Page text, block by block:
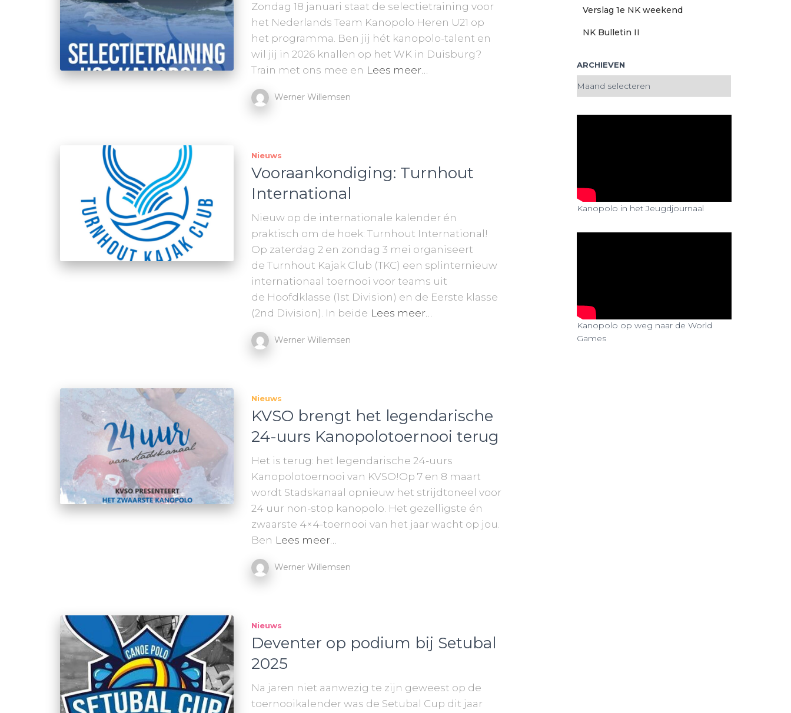
Zondag 18 januari staat de selectietraining voor
het Nederlands Team Kanopolo Heren U21 op
het programma. Ben jij hét kanopolo-talent en
wil jij in 2026 knallen op het WK in Duisburg?
Train met ons mee en Lees meer…
Werner Willemsen
Nieuws
Vooraankondiging: Turnhout
International
Nieuw op de internationale kalender én
praktisch om de hoek: Turnhout International!
Op zaterdag 2 en zondag 3 mei organiseert
de Turnhout Kajak Club (TKC) een splinternieuw
internationaal toernooi voor teams uit
de Hoofdklasse (1st Division) en de Eerste klasse
(2nd Division). In beide Lees meer…
Werner Willemsen
Nieuws
KVSO brengt het legendarische
24-uurs Kanopolotoernooi terug
Het is terug: het legendarische 24-uurs
Kanopolotoernooi van KVSO!Op 7 en 8 maart
wordt Stadskanaal opnieuw het strijdtoneel voor
24 uur non-stop kanopolo. Het gezelligste én
zwaarste 4×4-toernooi van het jaar wacht op jou.
Ben Lees meer…
Werner Willemsen
Nieuws
Deventer op podium bij Setubal
2025
Na jaren niet aanwezig te zijn geweest op de
toernooikalender was de Setubal Cup dit jaar
Verslag 1e NK weekend
NK Bulletin II
ARCHIEVEN
A
Kanopolo in het Jeugdjournaal
Kanopolo op weg naar de World
Games